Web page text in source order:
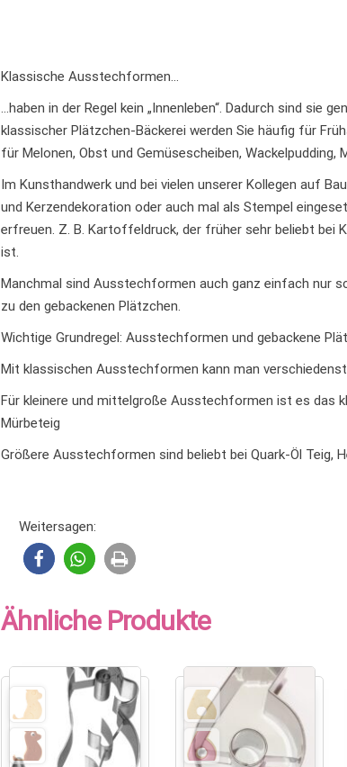
Klassische Ausstechformen…
…haben in der Regel kein „Innenleben“. Dadurch sind sie
klassischer Plätzchen-Bäckerei werden Sie häufig für
für Melonen, Obst und Gemüsescheiben, Wackelpudding,
Im Kunsthandwerk und bei vielen unserer Kollegen auf
und Kerzendekoration oder auch mal als Stempel
erfreuen. Z. B. Kartoffeldruck, der früher sehr beliebt bei
ist.
Manchmal sind Ausstechformen auch ganz einfach nur
zu den gebackenen Plätzchen.
Wichtige Grundregel: Ausstechformen und gebackene
Mit klassischen Ausstechformen kann man
Für kleinere und mittelgroße Ausstechformen ist es das
Mürbeteig
Größere Ausstechformen sind beliebt bei Quark-Öl Teig,
Weitersagen:
Ähnliche Produkte